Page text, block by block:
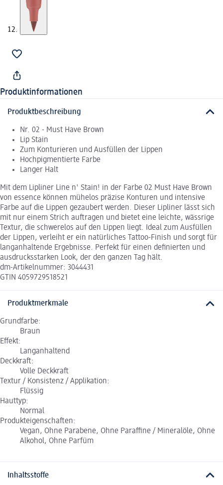
Produktinformationen
Produktbeschreibung
Nr. 02 - Must Have Brown
Lip Stain
Zum Konturieren und Ausfüllen der Lippen
Hochpigmentierte Farbe
Langer Halt
Mit dem Lipliner Line n' Stain! in der Farbe 02 Must Have Brown
von essence können mühelos präzise Konturen und intensive
Farbe auf die Lippen gezaubert werden. Dieser Lipliner lässt sich
mit nur einem Strich auftragen und bietet eine leichte, wässrige
Textur, die schwerelos auf den Lippen liegt. Ideal zum Ausfüllen
der Lippen, verleiht er ein natürliches Tattoo-Finish und sorgt für
langanhaltende Ergebnisse. Perfekt für einen definierten und
ausdrucksstarken Look, der den ganzen Tag hält.
dm-Artikelnummer: 3044431
GTIN 4059729518521
Produktmerkmale
Grundfarbe:
Braun
Effekt:
Langanhaltend
Deckkraft:
Volle Deckkraft
Textur / Konsistenz / Applikation:
Flüssig
Hauttyp:
Normal
Produkteigenschaften:
Vegan, Ohne Parabene, Ohne Paraffine / Mineralöle, Ohne
Alkohol, Ohne Parfüm
Inhaltsstoffe